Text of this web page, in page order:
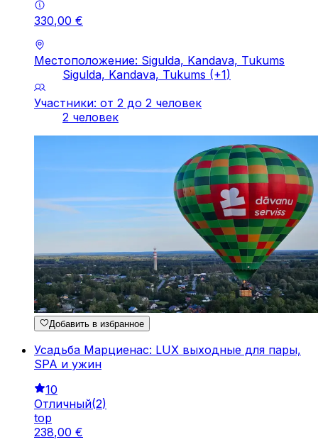
330,00 €
Местоположение: Sigulda, Kandava, Tukums
Sigulda, Kandava, Tukums (+1)
Участники: от 2 до 2 человек
2 человек
Добавить в избранное
Усадьба Марциенас: LUX выходные для пары,
SPA и ужин
10
Отличный(2)
top
238,00 €